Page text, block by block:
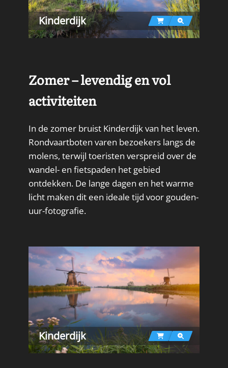
Kinderdijk
Zomer – levendig en vol
activiteiten
In de zomer bruist Kinderdijk van het leven.
Rondvaartboten varen bezoekers langs de
molens, terwijl toeristen verspreid over de
wandel- en fietspaden het gebied
ontdekken. De lange dagen en het warme
licht maken dit een ideale tijd voor gouden-
uur-fotografie.
Kinderdijk